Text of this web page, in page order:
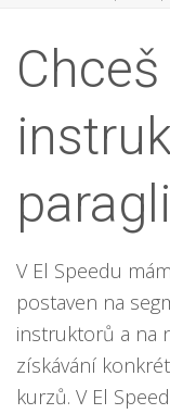
V El Speedu
postaven na
instruktorů a na
získávání
kurzů. V El